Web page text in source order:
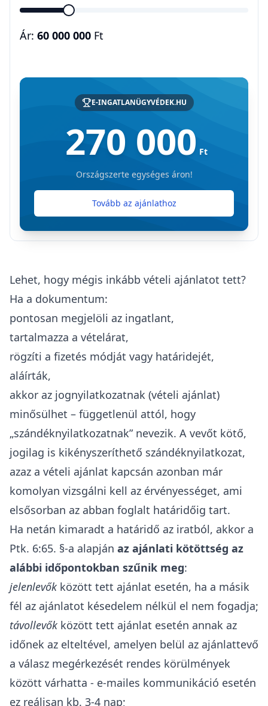
Ár: 60 000 000 Ft
E-INGATLANÜGYVÉDEK.HU
270 000 Ft
Országszerte egységes áron!
Tovább az ajánlathoz
Lehet, hogy mégis inkább vételi ajánlatot tett?
Ha a dokumentum:
pontosan megjelöli az ingatlant,
tartalmazza a vételárat,
rögzíti a fizetés módját vagy határidejét,
aláírták,
akkor az jognyilatkozatnak (vételi ajánlat)
minősülhet – függetlenül attól, hogy
„szándéknyilatkozatnak” nevezik. A vevőt kötő,
jogilag is kikényszeríthető szándéknyilatkozat,
azaz a vételi ajánlat kapcsán azonban már
komolyan vizsgálni kell az érvényességet, ami
elsősorban az abban foglalt határidőig tart.
Ha netán kimaradt a határidő az iratból, akkor a
Ptk. 6:65. §-a alapján az ajánlati kötöttség az
alábbi időpontokban szűnik meg:
jelenlevők között tett ajánlat esetén, ha a másik
fél az ajánlatot késedelem nélkül el nem fogadja;
távollevők között tett ajánlat esetén annak az
időnek az elteltével, amelyen belül az ajánlattevő
a válasz megérkezését rendes körülmények
között várhatta - e-mailes kommunikáció esetén
ez reálisan kb. 3-4 nap;